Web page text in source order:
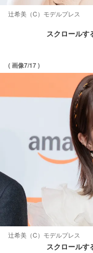
辻希美（C）モデルプレス
スクロールす
( 画像7/17 )
辻希美（C）モデルプレス
スクロールす